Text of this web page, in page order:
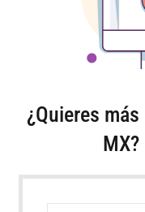
¿Quieres más
MX?